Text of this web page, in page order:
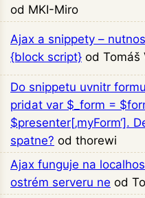
od MKI-Miro
Ajax a snippety –
{block script} od Tomáš
Do snippetu uvnitr
pridat var $_form =
$presenter[‚myForm‘].
spatne? od thorewi
Ajax funguje na
ostrém serveru ne od